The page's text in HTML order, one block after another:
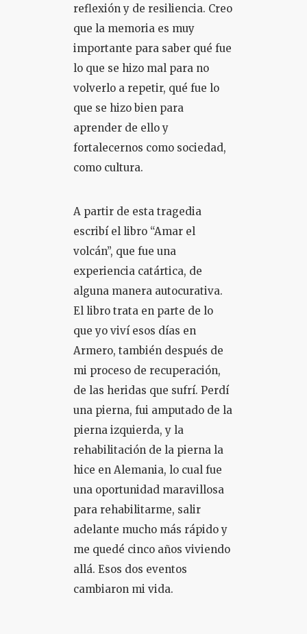
reflexión y de resiliencia. Creo
que la memoria es muy
importante para saber qué fue
lo que se hizo mal para no
volverlo a repetir, qué fue lo
que se hizo bien para
aprender de ello y
fortalecernos como sociedad,
como cultura.
A partir de esta tragedia
escribí el libro “Amar el
volcán”, que fue una
experiencia catártica, de
alguna manera autocurativa.
El libro trata en parte de lo
que yo viví esos días en
Armero, también después de
mi proceso de recuperación,
de las heridas que sufrí. Perdí
una pierna, fui amputado de la
pierna izquierda, y la
rehabilitación de la pierna la
hice en Alemania, lo cual fue
una oportunidad maravillosa
para rehabilitarme, salir
adelante mucho más rápido y
me quedé cinco años viviendo
allá. Esos dos eventos
cambiaron mi vida.